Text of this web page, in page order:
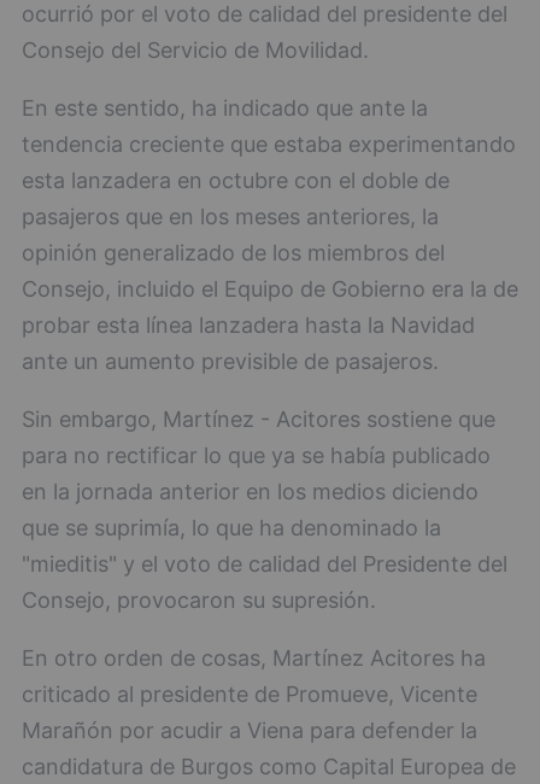
ocurrió por el voto de calidad del presidente del
Consejo del Servicio de Movilidad.
En este sentido, ha indicado que ante la
tendencia creciente que estaba experimentando
esta lanzadera en octubre con el doble de
pasajeros que en los meses anteriores, la
opinión generalizado de los miembros del
Consejo, incluido el Equipo de Gobierno era la de
probar esta línea lanzadera hasta la Navidad
ante un aumento previsible de pasajeros.
Sin embargo, Martínez - Acitores sostiene que
para no rectificar lo que ya se había publicado
en la jornada anterior en los medios diciendo
que se suprimía, lo que ha denominado la
"mieditis" y el voto de calidad del Presidente del
Consejo, provocaron su supresión.
En otro orden de cosas, Martínez Acitores ha
criticado al presidente de Promueve, Vicente
Marañón por acudir a Viena para defender la
candidatura de Burgos como Capital Europea de